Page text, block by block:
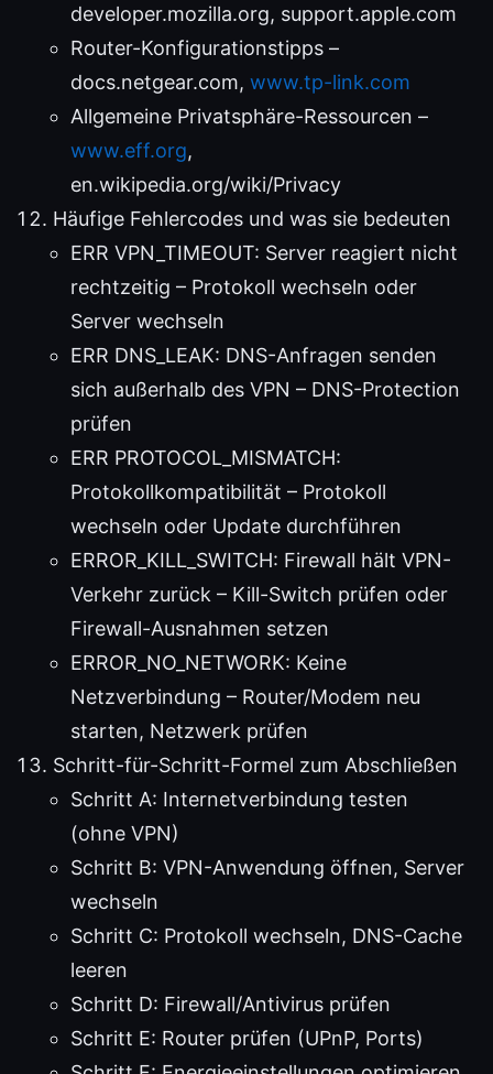
developer.mozilla.org, support.apple.com
Router-Konfigurationstipps –
docs.netgear.com, www.tp-link.com
Allgemeine Privatsphäre-Ressourcen –
www.eff.org,
en.wikipedia.org/wiki/Privacy
Häufige Fehlercodes und was sie bedeuten
ERR VPN_TIMEOUT: Server reagiert nicht
rechtzeitig – Protokoll wechseln oder
Server wechseln
ERR DNS_LEAK: DNS-Anfragen senden
sich außerhalb des VPN – DNS-Protection
prüfen
ERR PROTOCOL_MISMATCH:
Protokollkompatibilität – Protokoll
wechseln oder Update durchführen
ERROR_KILL_SWITCH: Firewall hält VPN-
Verkehr zurück – Kill-Switch prüfen oder
Firewall-Ausnahmen setzen
ERROR_NO_NETWORK: Keine
Netzverbindung – Router/Modem neu
starten, Netzwerk prüfen
Schritt-für-Schritt-Formel zum Abschließen
Schritt A: Internetverbindung testen
(ohne VPN)
Schritt B: VPN-Anwendung öffnen, Server
wechseln
Schritt C: Protokoll wechseln, DNS-Cache
leeren
Schritt D: Firewall/Antivirus prüfen
Schritt E: Router prüfen (UPnP, Ports)